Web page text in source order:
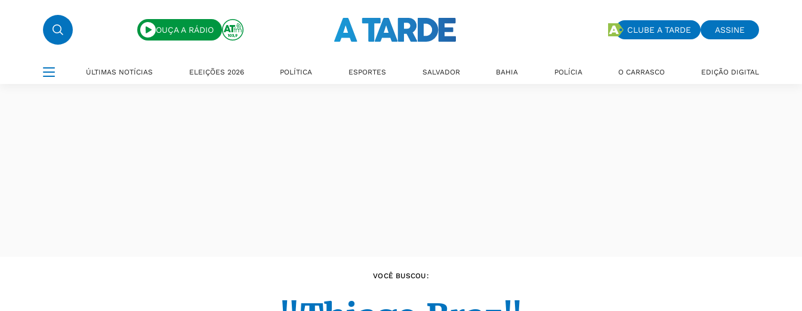
OUÇA A RÁDIO CLUBE A TARDE ASSINE
ÚLTIMAS NOTÍCIAS ELEIÇÕES 2026 POLÍTICA ESPORTES SALVADOR BAHIA POLÍCIA O CARRASCO EDIÇÃO DIGITAL
VOCÊ BUSCOU: